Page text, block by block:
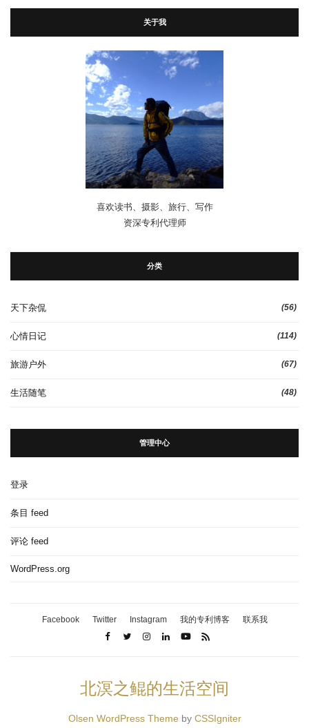
关于我
喜欢读书、摄影、旅行、写作
资深专利代理师
分类
天下杂侃 (56)
心情日记 (114)
旅游户外 (67)
生活随笔 (48)
管理中心
登录
条目 feed
评论 feed
WordPress.org
Facebook Twitter Instagram 我的专利博客 联系我
北溟之鲲的生活空间
Olsen WordPress Theme by CSSIgniter